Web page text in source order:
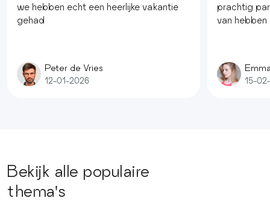
we hebben echt een heerlijke vakantie
gehad
Peter de Vries
12-01-2026
prachtig
van hebben
15-
Bekijk alle populaire
thema's